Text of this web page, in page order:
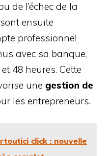
de l’échec de la
ensuite
professionnel
avec sa banque,
48 heures. Cette
une gestion de
les entrepreneurs.
click : nouvelle